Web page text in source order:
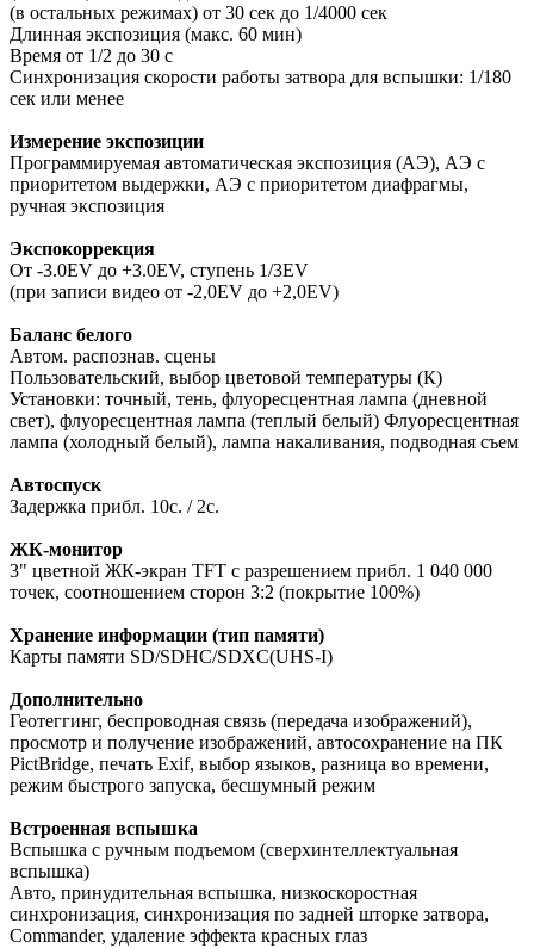
(в остальных режимах) от 30 сек до 1/4000 сек
Длинная экспозиция (макс. 60 мин)
Время от 1/2 до 30 с
Синхронизация скорости работы затвора для вспышки: 1/180
сек или менее
Измерение экспозиции
Программируемая автоматическая экспозиция (АЭ), АЭ с
приоритетом выдержки, АЭ с приоритетом диафрагмы,
ручная экспозиция
Экспокоррекция
От -3.0EV до +3.0EV, ступень 1/3EV
(при записи видео от -2,0EV до +2,0EV)
Баланс белого
Автом. распознав. сцены
Пользовательский, выбор цветовой температуры (К)
Установки: точный, тень, флуоресцентная лампа (дневной
свет), флуоресцентная лампа (теплый белый) Флуоресцентная
лампа (холодный белый), лампа накаливания, подводная съем
Автоспуск
Задержка прибл. 10с. / 2с.
ЖК-монитор
3" цветной ЖК-экран TFT с разрешением прибл. 1 040 000
точек, соотношением сторон 3:2 (покрытие 100%)
Хранение информации (тип памяти)
Карты памяти SD/SDHC/SDXC(UHS-I)
Дополнительно
Геотеггинг, беспроводная связь (передача изображений),
просмотр и получение изображений, автосохранение на ПК
PictBridge, печать Exif, выбор языков, разница во времени,
режим быстрого запуска, бесшумный режим
Встроенная вспышка
Вспышка с ручным подъемом (сверхинтеллектуальная
вспышка)
Авто, принудительная вспышка, низкоскоростная
синхронизация, синхронизация по задней шторке затвора,
Commander, удаление эффекта красных глаз